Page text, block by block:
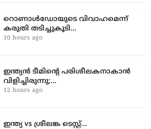
റൊണാൾഡോയുടെ വിവാഹമെന്ന്
കരുതി തടിച്ചുകൂടി…
10 hours ago
ഇന്ത്യൻ ടീമിന്റെ പരിശീലകനാകാൻ
വിളിച്ചിരുന്നു;…
12 hours ago
ഇന്ത്യ vs ശ്രീലങ്ക ടെസ്റ്റ്…